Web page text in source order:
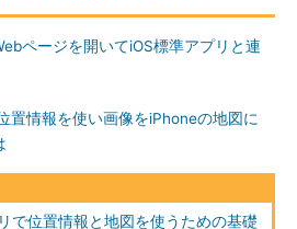
ページを開いてiOS標準アプリと連
置情報を使い画像をiPhoneの地図に
で位置情報と地図を使うための基礎